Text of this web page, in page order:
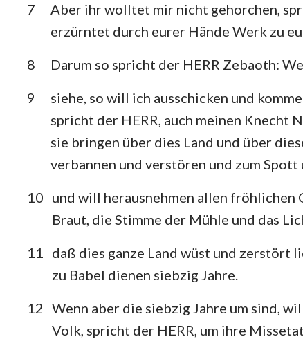
Joel Amos
Obadja Jona
Habakuk Zephanja
Haggai Sacharja
7
Aber ihr wolltet mir nicht gehorchen,
erzürntet durch eurer Hände Werk zu
8
Darum so spricht der HERR Zebaoth:
9
siehe, so will ich ausschicken und
spricht der HERR, auch meinen Knecht
sie bringen über dies Land und über
verbannen und verstören und zum Spott
10 und will herausnehmen allen fröhlichen
Braut, die Stimme der Mühle und das
11 daß dies ganze Land wüst und zerstört
zu Babel dienen siebzig Jahre.
12 Wenn aber die siebzig Jahre um sind,
Volk, spricht der HERR, um ihre